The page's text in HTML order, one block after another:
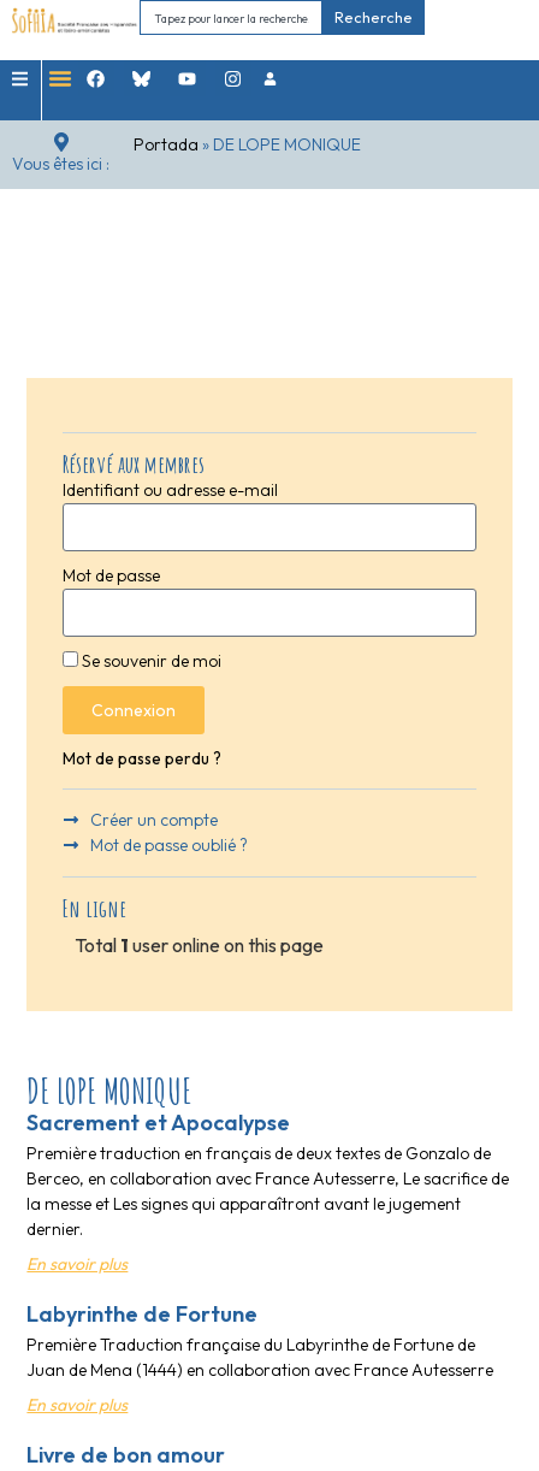
Recherche
Vous êtes ici :
Portada » DE LOPE MONIQUE
Réservé aux membres
Identifiant ou adresse e-mail
Mot de passe
Se souvenir de moi
Connexion
Mot de passe perdu ?
Créer un compte
Mot de passe oublié ?
En ligne
Total 1 user online on this page
DE LOPE MONIQUE
Sacrement et Apocalypse
Première traduction en français de deux textes de Gonzalo de
Berceo, en collaboration avec France Autesserre, Le sacrifice de
la messe et Les signes qui apparaîtront avant le jugement
dernier.
En savoir plus
Labyrinthe de Fortune
Première Traduction française du Labyrinthe de Fortune de
Juan de Mena (1444) en collaboration avec France Autesserre
En savoir plus
Livre de bon amour